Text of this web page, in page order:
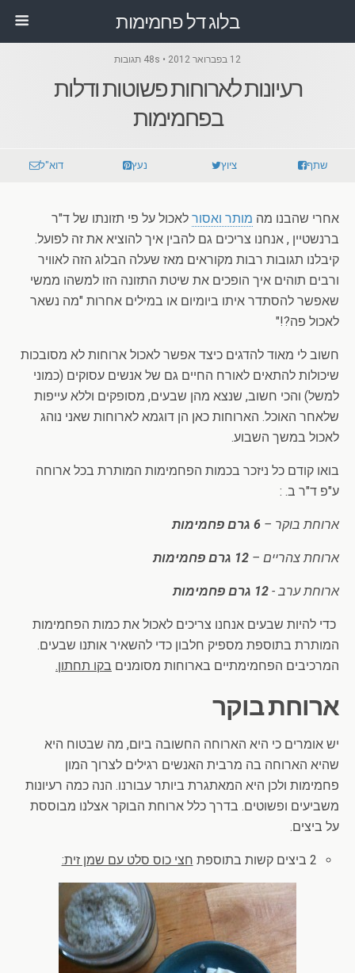
בלוג דל פחמימות
12 בפברואר 2012 • 48s תגובות
רעיונות לארוחות פשוטות ודלות
בפחמימות
שתף ציוץ נעץ דוא"ל
אחרי שהבנו מה מותר ואסור לאכול על פי תזונתו של ד"ר
ברנשטיין , אנחנו צריכים גם להבין איך להוציא את זה לפועל.
קיבלנו תגובות רבות מקוראים מאז שעלה הבלוג הזה לאוויר
ורבים תוהים איך הופכים את שיטת התזונה הזו למשהו ממשי
שאפשר להסתדר איתו ביומיום או במילים אחרות "מה נשאר
לאכול פה?!"
חשוב לי מאוד להדגים כיצד אפשר לאכול ארוחות לא מסובכות
שיכולות להתאים לאורח החיים גם של אנשים עסוקים (כמוני
למשל) והכי חשוב, שנצא מהן שבעים, מסופקים וללא עייפות
שלאחר האוכל. הארוחות כאן הן דוגמא לארוחות שאני נוהג
לאכול במשך השבוע.
בואו קודם כל ניזכר בכמות הפחמימות המותרת בכל ארוחה
ע"פ ד"ר ב. :
ארוחת בוקר – 6 גרם פחמימות
ארוחת צהריים – 12 גרם פחמימות
ארוחת ערב -
כדי להיות שבעים אנחנו צריכים לאכול את כמות הפחמימות
המותרת בתוספת מספיק חלבון כדי להשאיר אותנו שבעים.
המרכיבים הפחמימתיים בארוחות מסומנים בקו תחתון.
ארוחת בוקר
יש אומרים כי היא הארוחה החשובה ביום, מה שבטוח היא
שהיא הארוחה בה מרבית האנשים רגילים לצרוך המון
פחמימות ולכן היא המאתגרת ביותר עבורנו. הנה כמה רעיונות
משביעים ופשוטים. בדרך כלל ארוחת הבוקר אצלנו מבוססת
על ביצים.
2 ביצים קשות בתוספת חצי כוס סלט עם שמן זית: